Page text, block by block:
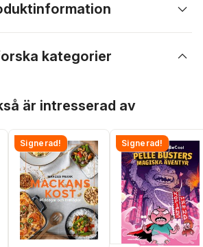
kategorier
är intresserad av
Signerad! Signerad!